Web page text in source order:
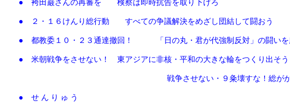
● 袴田巌さんの再審を 検察は即時抗告を取り下げろ
● ２・１６けんり総行動 すべての争議解決をめざし団結して闘おう
● 都教委１０・２３通達撤回！ 「日の丸・君が代強制反対」の闘いを
● 米朝戦争をさせない！ 東アジアに非核・平和の大きな輪をつくり出そう
戦争させない・９粂壊すな！総がかり行動実
● せ ん り ゅ う